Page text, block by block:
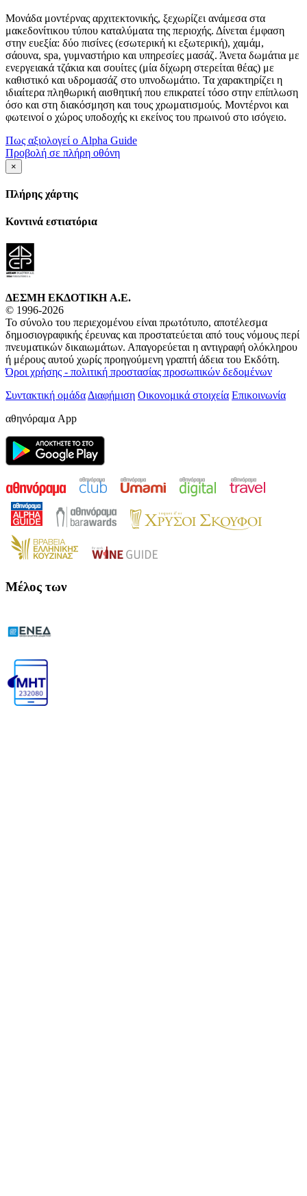
Μονάδα μοντέρνας αρχιτεκτονικής, ξεχωρίζει ανάμεσα στα
μακεδονίτικου τύπου καταλύματα της περιοχής. Δίνεται έμφαση
στην ευεξία: δύο πισίνες (εσωτερική κι εξωτερική), χαμάμ,
σάουνα, spa, γυμναστήριο και υπηρεσίες μασάζ. Άνετα δωμάτια με
ενεργειακά τζάκια και σουίτες (μία δίχωρη στερείται θέας) με
καθιστικό και υδρομασάζ στο υπνοδωμάτιο. Τα χαρακτηρίζει η
ιδιαίτερα πληθωρική αισθητική που επικρατεί τόσο στην επίπλωση
όσο και στη διακόσμηση και τους χρωματισμούς. Μοντέρνοι και
φωτεινοί ο χώρος υποδοχής κι εκείνος του πρωινού στο ισόγειο.
Πως αξιολογεί ο Alpha Guide
Προβολή σε πλήρη οθόνη
×
Πλήρης χάρτης
Κοντινά εστιατόρια
ΔΕΣΜΗ ΕΚΔΟΤΙΚΗ A.E.
© 1996-2026
Το σύνολο του περιεχομένου είναι πρωτότυπο, αποτέλεσμα
δημοσιογραφικής έρευνας και προστατεύεται από τους νόμους περί
πνευματικών δικαιωμάτων. Απαγορεύεται η αντιγραφή ολόκληρου
ή μέρους αυτού χωρίς προηγούμενη γραπτή άδεια του Εκδότη.
Όροι χρήσης - πολιτική προστασίας προσωπικών δεδομένων
Συντακτική ομάδα Διαφήμιση Οικονομικά στοιχεία Επικοινωνία
αθηνόραμα App
Μέλος των